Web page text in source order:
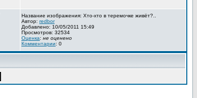
Название изображения: Хто-хто в теремочке живёт?..
Автор: redbor
Добавлено: 10/05/2011 15:49
Просмотров: 32534
Оценка: не оценено
Комментарии: 0